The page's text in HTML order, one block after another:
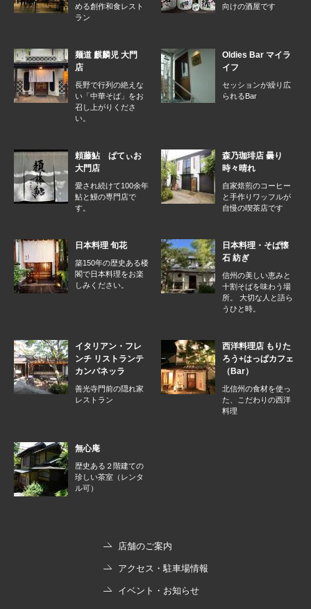
める創作和食レスト
ラン
向けの酒屋です
麺道 麒麟児 大門
店
長野で行列の絶えな
い「中華そば」をお
召し上がりくださ
い。
Oldies Bar マイラ
イフ
セッションが繰り広
られるBar
頼藤鮎 ぱてぃお
大門店
愛され続けて100余年
鮎と鰻の専門店で
す。
森乃珈琲店 曇り
時々晴れ
自家焙煎のコーヒー
と手作りワッフルが
自慢の喫茶店です
日本料理 旬花
築150年の歴史ある楼
閣で日本料理をお楽
しみください。
日本料理・そば懐
石 紡ぎ
信州の美しい恵みと
十割そばを味わう場
所。 大切な人と語ら
うひと時。
イタリアン・フレ
ンチ リストランテ
カンパネッラ
善光寺門前の隠れ家
レストラン
西洋料理店 もりた
ろう+はっぱカフェ
（Bar）
北信州の食材を使っ
た、こだわりの西洋
料理
無心庵
歴史ある２階建ての
珍しい茶室（レンタ
ル可）
店舗のご案内
アクセス・駐車場情報
イベント・お知らせ